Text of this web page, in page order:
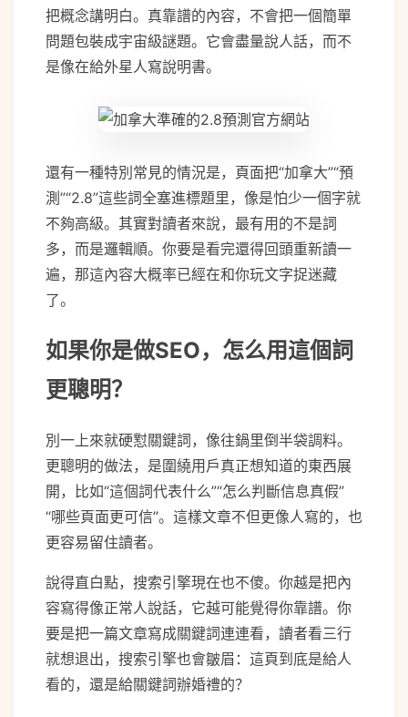
把概念講明白。真靠譜的內容，不會把一個簡單
問題包裝成宇宙級謎題。它會盡量說人話，而不
是像在給外星人寫說明書。
還有一種特別常見的情況是，頁面把“加拿大”“預
測”“2.8”這些詞全塞進標題里，像是怕少一個字就
不夠高級。其實對讀者來說，最有用的不是詞
多，而是邏輯順。你要是看完還得回頭重新讀一
遍，那這內容大概率已經在和你玩文字捉迷藏
了。
如果你是做SEO，怎么用這個詞
更聰明？
別一上來就硬懟關鍵詞，像往鍋里倒半袋調料。
更聰明的做法，是圍繞用戶真正想知道的東西展
開，比如“這個詞代表什么”“怎么判斷信息真假”
“哪些頁面更可信”。這樣文章不但更像人寫的，也
更容易留住讀者。
說得直白點，搜索引擎現在也不傻。你越是把內
容寫得像正常人說話，它越可能覺得你靠譜。你
要是把一篇文章寫成關鍵詞連連看，讀者看三行
就想退出，搜索引擎也會皺眉：這頁到底是給人
看的，還是給關鍵詞辦婚禮的？